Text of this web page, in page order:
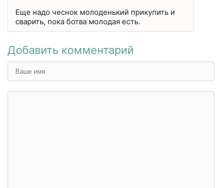
Еще надо чеснок молоденький прикупить и
сварить, пока ботва молодая есть.
Добавить комментарий